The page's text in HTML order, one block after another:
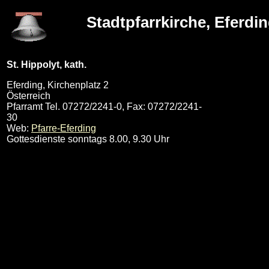
Stadtpfarrkirche,
St. Hippolyt, kath.
Eferding, Kirchenplatz 2
Österreich
Pfarramt Tel. 07272/2241-0, Fax: 07272/2241-
30
Web: Pfarre-Eferding
Gottesdienste sonntags 8.00, 9.30 Uhr